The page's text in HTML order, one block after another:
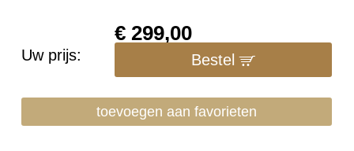
Uw prijs:
€299,00
Bestel
toevoegen aan favorieten